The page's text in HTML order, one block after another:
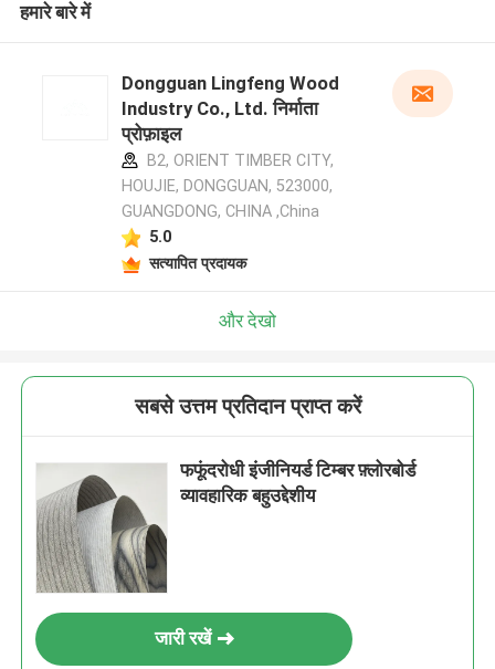
हमारे बारे में
Dongguan Lingfeng Wood
Industry Co., Ltd. निर्माता
प्रोफ़ाइल
B2, ORIENT TIMBER CITY,
HOUJIE, DONGGUAN, 523000,
GUANGDONG, CHINA ,China
5.0
सत्यापित प्रदायक
और देखो
सबसे उत्तम प्रतिदान प्राप्त करें
फफूंदरोधी इंजीनियर्ड टिम्बर फ़्लोरबोर्ड
व्यावहारिक बहुउद्देशीय
जारी रखें